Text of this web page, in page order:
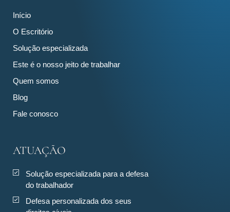
Início
O Escritório
Solução especializada
Este é o nosso jeito de trabalhar
Quem somos
Blog
Fale conosco
ATUAÇÃO
Solução especializada para a defesa
do trabalhador
Defesa personalizada dos seus